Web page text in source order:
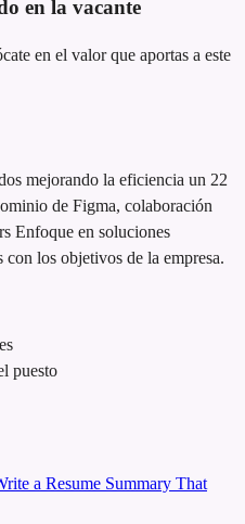
en la vacante
en el valor que aportas a este
mejorando la eficiencia un 22
de Figma, colaboración
Enfoque en soluciones
con los objetivos de la empresa.
puesto
a Resume Summary That